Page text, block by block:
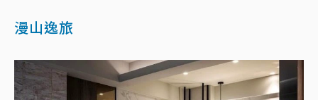
漫山逸旅